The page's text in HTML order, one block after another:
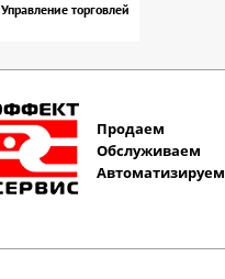
Управление торговлей
Продаем
Обслуживаем
Автоматизируем